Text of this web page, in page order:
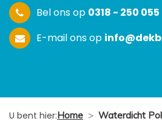
Bel ons op 0318 - 250 055
E-mail ons op
U bent hier:Home > Waterdicht